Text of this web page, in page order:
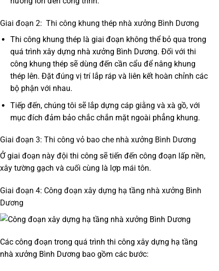
Giai đoạn 2: Thi công khung thép nhà xưởng Bình Dương
Thi công khung thép là giai đoạn không thể bỏ qua trong
quá trình xây dựng nhà xưởng Bình Dương. Đối với thi
công khung thép sẽ dùng đến cần cẩu để nâng khung
thép lên. Đặt đúng vị trí lắp ráp và liên kết hoàn chỉnh các
bộ phận với nhau.
Tiếp đến, chúng tôi sẽ lắp dựng cáp giằng và xà gồ, với
mục đích đảm bảo chắc chắn mặt ngoài phẳng khung.
Giai đoạn 3: Thi công vỏ bao che nhà xưởng Bình Dương
Ở giai đoạn này đội thi công sẽ tiến đến công đoạn lấp nền,
xây tường gạch và cuối cùng là lợp mái tôn.
Giai đoạn 4: Công đoạn xây dựng hạ tầng nhà xưởng Bình
Dương
Các công đoạn trong quá trình thi công xây dựng hạ tầng
nhà xưởng Bình Dương bao gồm các bước: